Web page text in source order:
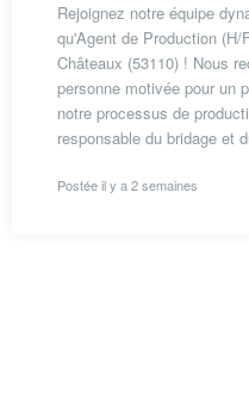
Rejoignez notre équipe
qu'Agent de Production (H/
Châteaux (53110) ! Nous
personne motivée pour un
notre processus de
responsable du bridage et
Postée il y a 2 semaines